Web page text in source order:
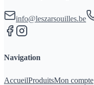
info@leszarsouilles.be
Navigation
AccueilProduitsMon compte